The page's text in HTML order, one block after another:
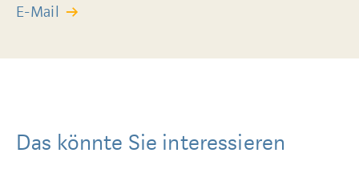
E-Mail
Das könnte Sie interessieren